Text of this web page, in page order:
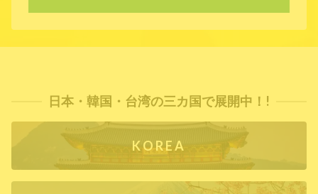
日本・韓国・台湾の三カ国で展開中！!
KOREA